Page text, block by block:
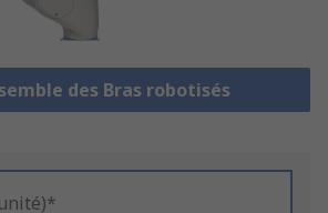
des Bras robotisés